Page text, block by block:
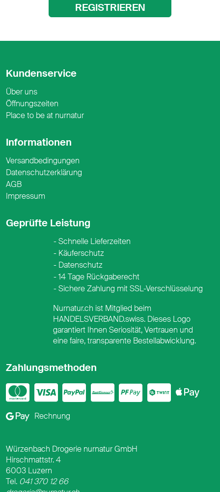
REGISTRIEREN
Kundenservice
Über uns
Öffnungszeiten
Place to be at nurnatur
Informationen
Versandbedingungen
Datenschutzerklärung
AGB
Impressum
Geprüfte Leistung
Schnelle Lieferzeiten
Käuferschutz
Datenschutz
14 Tage Rückgaberecht
Sichere Zahlung mit SSL-Verschlüsselung
Zahlungsmethoden
Mastercard
VisaPayPal
PostFinance
Twint
Google Pay
Rechnung
Nurnatur.ch ist Mitglied beim
HANDELSVERBAND.swiss. Dieses Logo
garantiert Ihnen Seriosität, Vertrauen und
eine faire, transparente Bestellabwicklung.
Würzenbach Drogerie nurnatur GmbH
Hirschmattstr. 4
6003 Luzern
Tel. 041 370 12 66